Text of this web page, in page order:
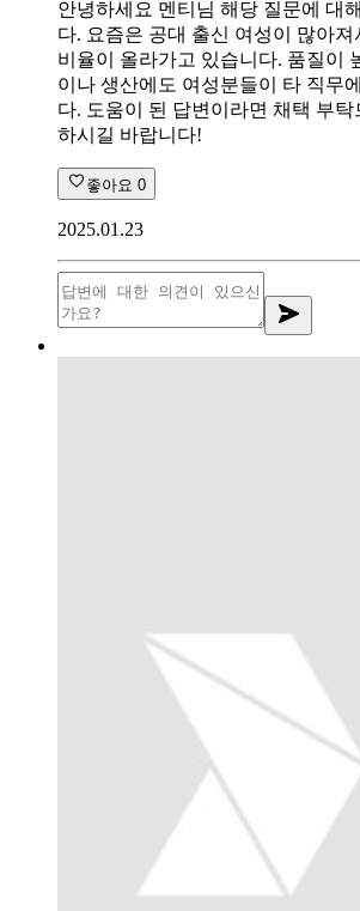
안녕하세요 멘티님 해당 질문에 대
다. 요즘은 공대 출신 여성이 많아
비율이 올라가고 있습니다. 품질이
이나 생산에도 여성분들이 타 직무
다. 도움이 된 답변이라면 채택 부
하시길 바랍니다!
좋아요 0
2025.01.23